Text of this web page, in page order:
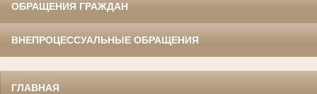
ОБРАЩЕНИЯ ГРАЖДАН
ВНЕПРОЦЕССУАЛЬНЫЕ ОБРАЩЕНИЯ
ГЛАВНАЯ